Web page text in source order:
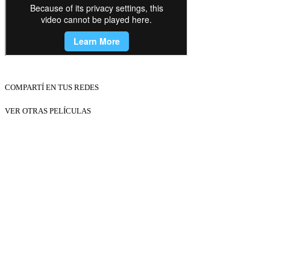
COMPARTÍ EN TUS REDES
VER OTRAS PELÍCULAS